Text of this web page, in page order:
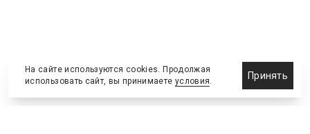
На сайте используются cookies. Продолжая
использовать сайт, вы принимаете условия.
Принять